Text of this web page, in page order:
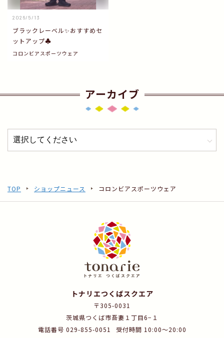
2026/5/13
ブラックレーベル✨おすすめセ
ットアップ♣️
コロンビアスポーツウェア
アーカイブ
TOP ショップニュース コロンビアスポーツウェア
トナリエつくばスクエア
〒305-0031
茨城県つくば市吾妻１丁目6−１
電話番号 029-855-0051
受付時間 10:00～20:00